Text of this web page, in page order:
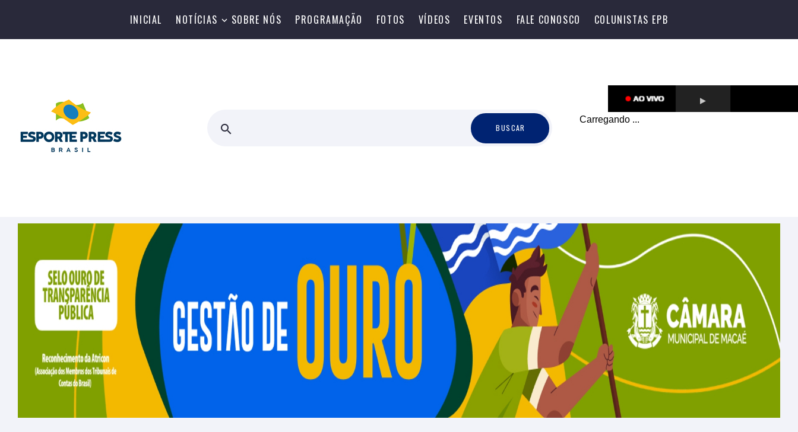
INICIAL NOTÍCIAS SOBRE NÓS PROGRAMAÇÃO FOTOS VÍDEOS EVENTOS FALE CONOSCO COLUNISTAS EPB
BUSCAR